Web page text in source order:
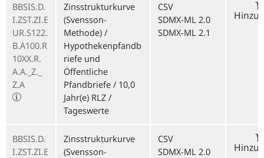
BBSIS.D.
I.ZST.ZI.E
UR.S122.
B.A100.R
10XX.R.
A.A._Z._
Z.A
Zinsstrukturkurve
(Svensson-
Methode) /
Hypothekenpfandb
riefe und
Öffentliche
Pfandbriefe / 10,0
Jahr(e) RLZ /
Tageswerte
CSV
SDMX-ML 2.0
SDMX-ML 2.1
BBSIS.D.
I.ZST.ZI.E
Zinsstrukturkurve
(Svensson-
CSV
SDMX-ML 2.0